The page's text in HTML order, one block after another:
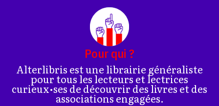
Pour qui ?
Alterlibris est une librairie généraliste
pour tous les lecteurs et lectrices
curieux•ses de découvrir des livres et des
associations engagées.